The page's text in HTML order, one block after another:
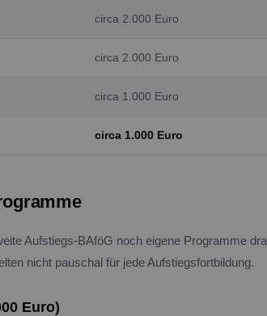
circa 2.000 Euro
circa 2.000 Euro
circa 1.000 Euro
circa 1.000 Euro
Aufstiegs-BAföG noch eigene Programme
nicht pauschal für jede Aufstiegsfortbildung.
Euro)